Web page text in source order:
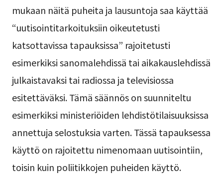
mukaan näitä puheita ja lausuntoja saa käyttää
“uutisointitarkoituksiin oikeutetusti
katsottavissa tapauksissa” rajoitetusti
esimerkiksi sanomalehdissä tai aikakauslehdissä
julkaistavaksi tai radiossa ja televisiossa
esitettäväksi. Tämä säännös on suunniteltu
esimerkiksi ministeriöiden lehdistötilaisuuksissa
annettuja selostuksia varten. Tässä tapauksessa
käyttö on rajoitettu nimenomaan uutisointiin,
toisin kuin poliitikkojen puheiden käyttö.